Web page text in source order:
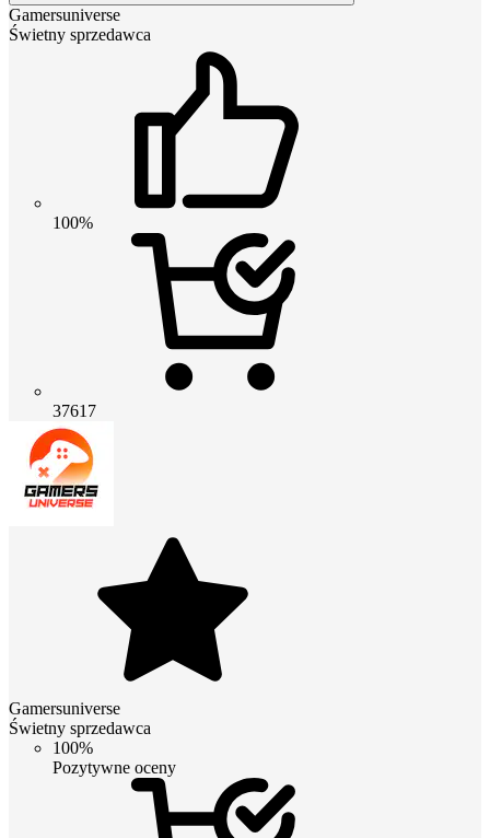
Gamersuniverse
Świetny sprzedawca
100%
37617
Gamersuniverse
Świetny sprzedawca
100%
Pozytywne oceny